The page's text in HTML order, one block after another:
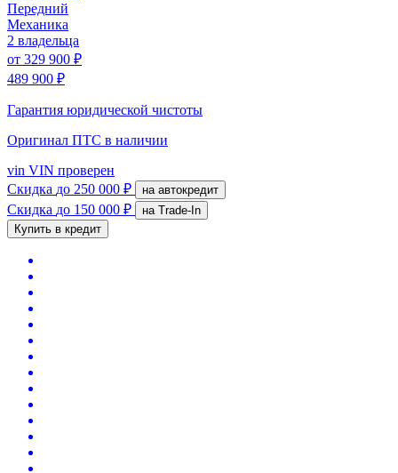
Передний
Механика
2 владельца
от 329 900 ₽
489 900 ₽
Гарантия юридической чистоты
Оригинал ПТС в наличии
vin VIN проверен
Скидка до 250 000 ₽ на автокредит
Скидка до 150 000 ₽
на Trade-In
Купить в кредит